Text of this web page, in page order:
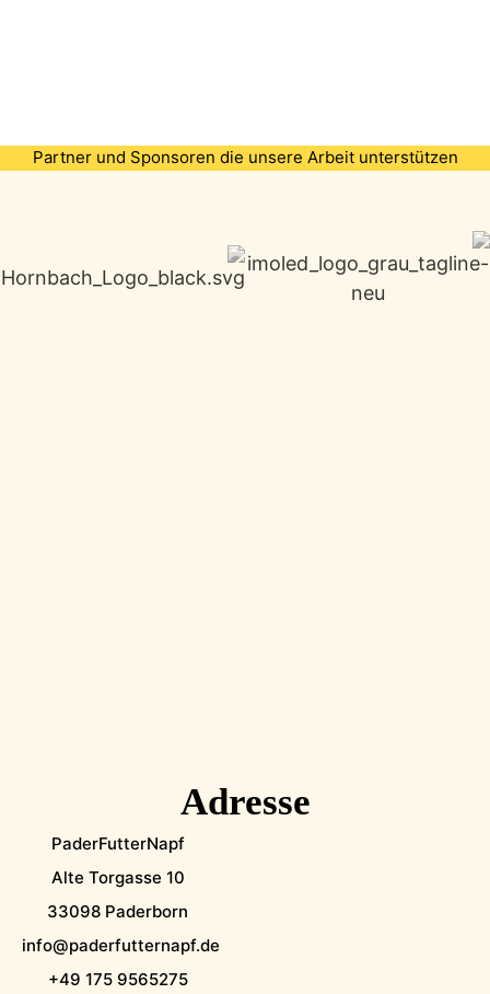
Partner und Sponsoren die unsere Arbeit unterstützen
Adresse
PaderFutterNapf
Alte Torgasse 10
33098 Paderborn
info@paderfutternapf.de
+49 175 9565275